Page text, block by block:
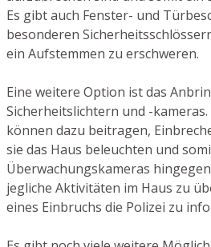
Es gibt auch Fenster- und
besonderen
ein Aufstemmen zu erschweren.
Eine weitere Option ist das
Sicherheitslichtern und -
können dazu beitragen,
sie das Haus beleuchten und
Überwachungskameras
jegliche Aktivitäten im Haus zu
eines Einbruchs die Polizei zu